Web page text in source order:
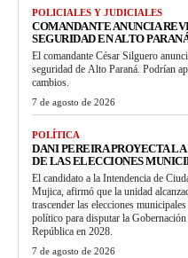
POLICIALES Y JUDICIALES
COMANDANTE ANUNCIA
SEGURIDAD EN ALTO
El comandante César Silguero
seguridad de Alto Paraná. Podrían
cambios.
7 de agosto de 2026
POLÍTICA
DANI PEREIRA PROYECTA
DE LAS ELECCIONES
El candidato a la Intendencia de
Mujica, afirmó que la unidad
trascender las elecciones
político para disputar la
República en 2028.
7 de agosto de 2026